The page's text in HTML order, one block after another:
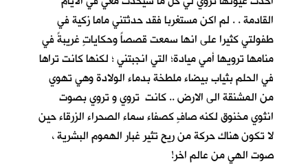
القادمة . . لم اكن مستغربا فقد حدثتني ماما زكية في
طفولتي كثيرا على انها سمعت قصصاً وحكاياتٍ غريبةً في
منامها ترويها أمي ميادة؛ التي انجبتني ؛ لكنها كانت تراها
في الحلم بثياب بيضاء ملطخة بدماء الولادة وهي تهوي
من المشنقة الى الارض .. كانت تروي و تروي بصوت
انثوي مخنوق لكنه صافٍ كصفاء سماء الصحراء الزرقاء حين
لا تكون هناك حركة من ريح تثير غبار الهموم البشرية ،
صوت الهي من عالم اخر!